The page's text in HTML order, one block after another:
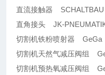
直流接触器
直角接头 JK-
切割机铁粉喷射器 GeGa
切割机天然气减压阀组
切割机预热氧减压阀组